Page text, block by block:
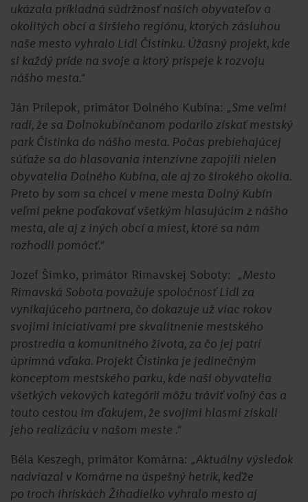
ukázala príkladná súdržnosť našich obyvateľov a
okolitých obcí a širšieho regiónu, ktorých zásluhou
naše mesto vyhralo Lidl Čistinku. Úžasný projekt, kde
si každý príde na svoje a ktorý prispeje k rozvoju
nášho mesta.“
Ján Prílepok, primátor Dolného Kubína: „Sme veľmi
radi, že sa Dolnokubínčanom podarilo získať mestský
park Čistinka do nášho mesta. Počas prebiehajúcej
súťaže sa do hlasovania intenzívne zapojili nielen
obyvatelia Dolného Kubína, ale aj zo širokého okolia.
Preto by som sa chcel v mene mesta Dolný Kubín
veľmi pekne poďakovať všetkým hlasujúcim z nášho
mesta, ale aj z iných obcí a miest, ktoré sa nám
rozhodli pomôcť.“
Jozef Šimko, primátor Rimavskej Soboty: „Mesto
Rimavská Sobota považuje spoločnosť Lidl za
vynikajúceho partnera, čo dokazuje už viac rokov
svojimi iniciatívami pre skvalitnenie mestského
prostredia a komunitného života, za čo jej patrí
úprimná vďaka. Projekt Čistinka je jedinečným
konceptom mestského parku, kde naši obyvatelia
všetkých vekových kategórii môžu tráviť voľný čas a
touto cestou im ďakujem, že svojimi hlasmi získali
jeho realizáciu v našom meste .“
Béla Keszegh, primátor Komárna: „Aktuálny výsledok
nadviazal v Komárne na úspešný hetrik, keďže
po troch ihriskách Žihadielko vyhralo mesto aj